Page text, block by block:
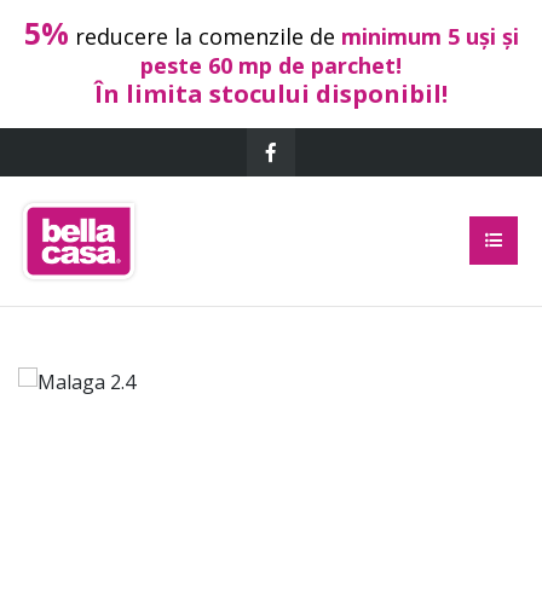
5% reducere la comenzile de minimum 5 uși și
peste 60 mp de parchet!
În limita stocului disponibil!